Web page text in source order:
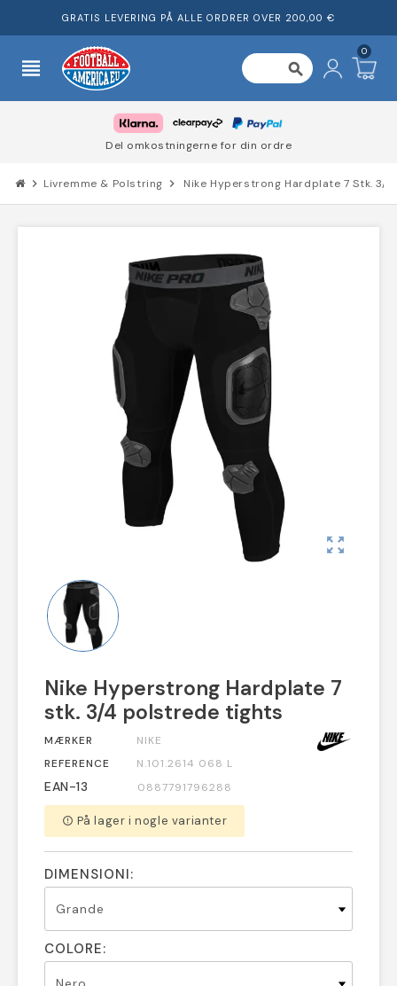
GRATIS LEVERING PÅ ALLE ORDRER OVER 200,00 €
view_headline search
0
Del omkostningerne for din ordre
chevron_right Livremme & Polstring chevron_right Nike Hyperstrong Hardplate 7 Stk. 3/
zoom_out_map
Nike Hyperstrong Hardplate 7
stk. 3/4 polstrede tights
MÆRKER
NIKE
REFERENCE
N.101.2614 068 L
EAN-13 0887791796288
error_outline På lager i nogle varianter
DIMENSIONI:
COLORE: